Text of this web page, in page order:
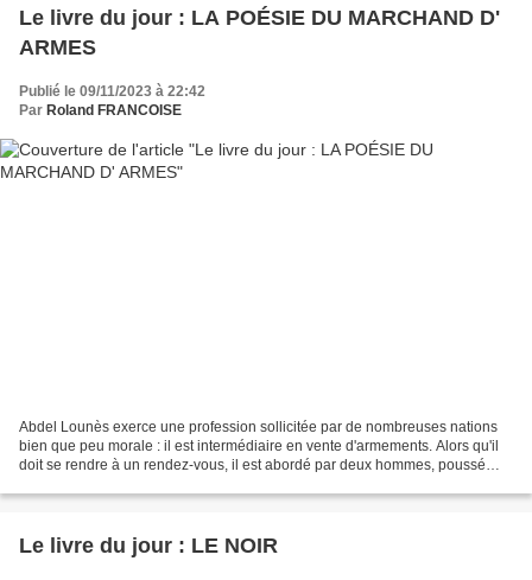
Le livre du jour : LA POÉSIE DU MARCHAND D'
ARMES
Publié le 09/11/2023 à 22:42
Par Roland FRANCOISE
Abdel Lounès exerce une profession sollicitée par de nombreuses nations
bien que peu morale : il est intermédiaire en vente d'armements. Alors qu'il
doit se rendre à un rendez-vous, il est abordé par deux hommes, poussé
Le livre du jour : LE NOIR